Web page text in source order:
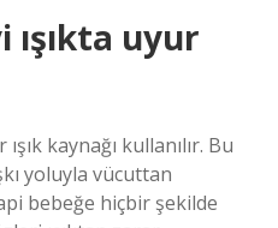
ışıkta uyur
kaynağı kullanılır. Bu
yoluyla vücuttan
bebeğe hiçbir şekilde